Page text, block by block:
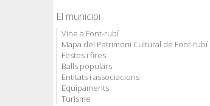
El municipi
Vine a Font-rubí
Mapa del Patrimoni Cultural de Font-rubí
Festes i fires
Balls populars
Entitats i associacions
Equipaments
Turisme